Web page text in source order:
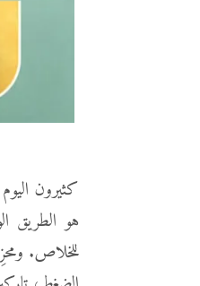
كثيرون
هو الطريق
للخلاص.